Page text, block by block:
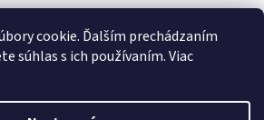
cookie. Ďalším prechádzaním
súhlas s ich používaním. Viac